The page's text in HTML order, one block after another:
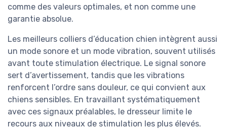
comme des valeurs optimales, et non comme une
garantie absolue.
Les meilleurs colliers d’éducation chien intègrent aussi
un mode sonore et un mode vibration, souvent utilisés
avant toute stimulation électrique. Le signal sonore
sert d’avertissement, tandis que les vibrations
renforcent l’ordre sans douleur, ce qui convient aux
chiens sensibles. En travaillant systématiquement
avec ces signaux préalables, le dresseur limite le
recours aux niveaux de stimulation les plus élevés.